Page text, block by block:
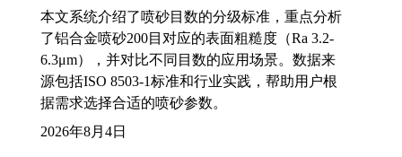
本文系统介绍了喷砂目数的分级标准，重点分析
了铝合金喷砂200目对应的表面粗糙度（Ra 3.2-
6.3μm），并对比不同目数的应用场景。数据来
源包括ISO 8503-1标准和行业实践，帮助用户根
据需求选择合适的喷砂参数。
2026年8月4日